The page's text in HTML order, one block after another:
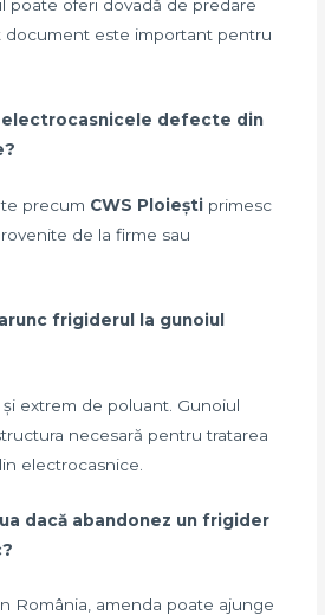
poate oferi dovadă de predare
document este important pentru
electrocasnicele defecte din
precum CWS Ploiești primesc
de la firme sau
frigiderul la gunoiul
extrem de poluant. Gunoiul
necesară pentru tratarea
electrocasnice.
dacă abandonez un frigider
România, amenda poate ajunge